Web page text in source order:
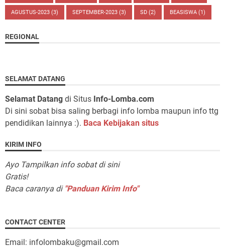
AGUSTUS-2023 (3) SEPTEMBER-2023 (3) SD (2) BEASISWA (1)
REGIONAL
SELAMAT DATANG
Selamat Datang di Situs Info-Lomba.com
Di sini sobat bisa saling berbagi info lomba maupun info ttg
pendidikan lainnya :). Baca Kebijakan situs
KIRIM INFO
Ayo Tampilkan info sobat di sini
Gratis!
Baca caranya di "Panduan Kirim Info"
CONTACT CENTER
Email: infolombaku@gmail.com